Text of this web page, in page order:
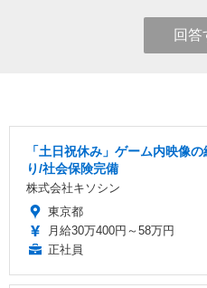
回答
「土日祝休み」ゲーム内映像
り/社会保険完備
株式会社キソシン
東京都
月給30万400円～58万円
正社員